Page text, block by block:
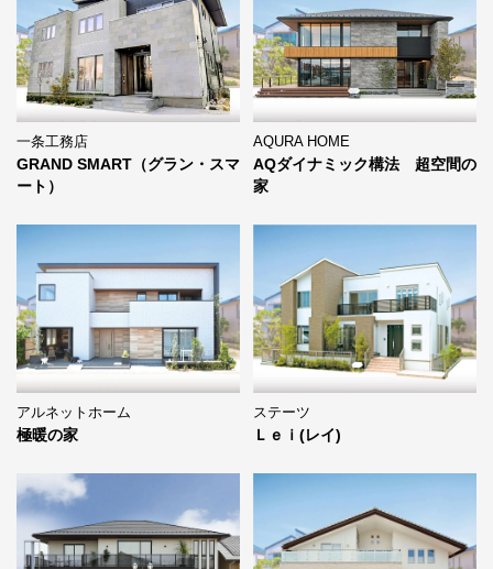
一条工務店
GRAND SMART（グラン・スマ
ート）
AQURA HOME
AQダイナミック構法 超空間の
家
アルネットホーム
極暖の家
ステーツ
Ｌｅｉ(レイ)